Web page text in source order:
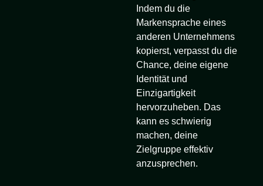
Indem du die
Markensprache eines
anderen Unternehmens
kopierst, verpasst du die
Chance, deine eigene
Identität und
Einzigartigkeit
hervorzuheben. Das
kann es schwierig
machen, deine
Zielgruppe effektiv
anzusprechen.